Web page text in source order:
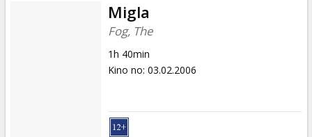
Migla
Fog, The
1h 40min
Kino no: 03.02.2006